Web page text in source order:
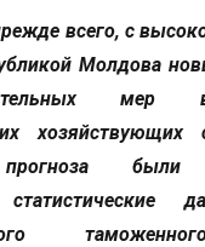
всего, с
Молдова
мер
хозяйствующих
были